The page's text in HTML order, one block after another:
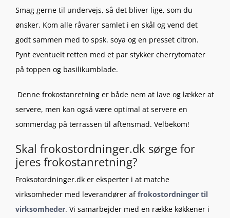
Smag gerne til undervejs, så det bliver lige, som du
ønsker. Kom alle råvarer samlet i en skål og vend det
godt sammen med to spsk. soya og en presset citron.
Pynt eventuelt retten med et par stykker cherrytomater
på toppen og basilikumblade.
Denne frokostanretning er både nem at lave og lækker at
servere, men kan også være optimal at servere en
sommerdag på terrassen til aftensmad. Velbekom!
Skal frokostordninger.dk sørge for
jeres frokostanretning?
Froksotordninger.dk er eksperter i at matche
virksomheder med leverandører affrokostordninger til
virksomheder. Vi samarbejder med en række køkkener i